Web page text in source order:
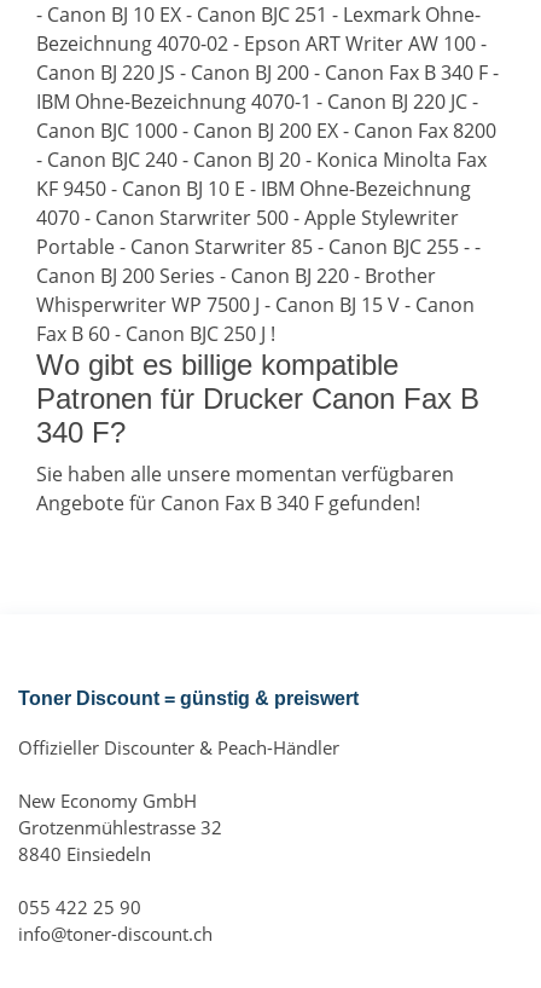
- Canon BJ 10 EX - Canon BJC 251 - Lexmark Ohne-
Bezeichnung 4070-02 - Epson ART Writer AW 100 -
Canon BJ 220 JS - Canon BJ 200 - Canon Fax B 340 F -
IBM Ohne-Bezeichnung 4070-1 - Canon BJ 220 JC -
Canon BJC 1000 - Canon BJ 200 EX - Canon Fax 8200
- Canon BJC 240 - Canon BJ 20 - Konica Minolta Fax
KF 9450 - Canon BJ 10 E - IBM Ohne-Bezeichnung
4070 - Canon Starwriter 500 - Apple Stylewriter
Portable - Canon Starwriter 85 - Canon BJC 255 - -
Canon BJ 200 Series - Canon BJ 220 - Brother
Whisperwriter WP 7500 J - Canon BJ 15 V - Canon
Fax B 60 - Canon BJC 250 J !
Wo gibt es billige kompatible
Patronen für Drucker Canon Fax B
340 F?
Sie haben alle unsere momentan verfügbaren
Angebote für Canon Fax B 340 F gefunden!
Toner Discount = günstig & preiswert
Offizieller Discounter & Peach-Händler
New Economy GmbH
Grotzenmühlestrasse 32
8840 Einsiedeln
055 422 25 90
info@toner-discount.ch